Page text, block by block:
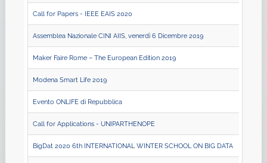
Call for Papers - IEEE EAIS 2020
Assemblea Nazionale CINI AIIS, venerdì 6 Dicembre 2019
Maker Faire Rome – The European Edition 2019
Modena Smart Life 2019
Evento ONLIFE di Repubblica
Call for Applications - UNIPARTHENOPE
BigDat 2020 6th INTERNATIONAL WINTER SCHOOL ON BIG DATA